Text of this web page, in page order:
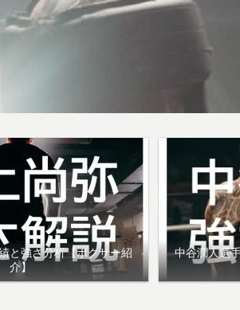
と強さ分析【ボクサー紹
介】
中谷潤人選